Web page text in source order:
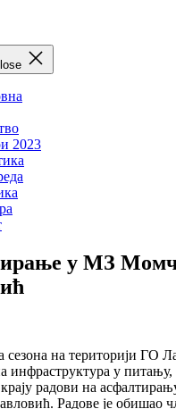
2023
у МЗ
сезона на територији ГО
инфраструктура у питању,
радови на
Радове је обишао